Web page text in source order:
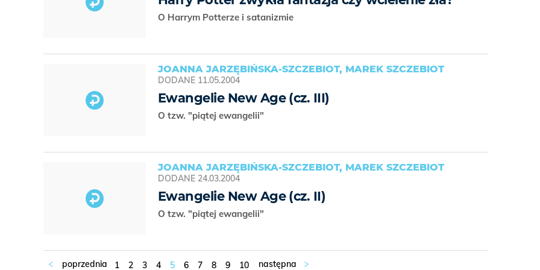
O Harrym Potterze i satanizmie
JOANNA JARZĘBIŃSKA-SZCZEBIOT, MAREK SZCZEBIOT
DODANE 11.05.2004
Ewangelie New Age (cz. III)
O tzw. "piątej ewangelii"
JOANNA JARZĘBIŃSKA-SZCZEBIOT, MAREK SZCZEBIOT
DODANE 24.03.2004
Ewangelie New Age (cz. II)
O tzw. "piątej ewangelii"
1 2 3 4 5 6 7 8 9 10